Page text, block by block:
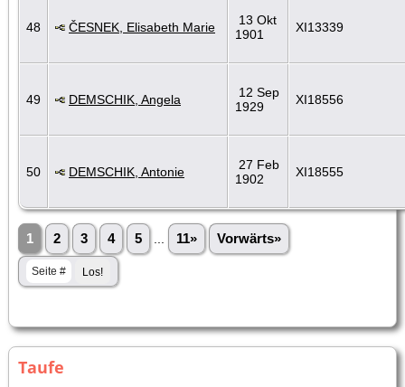
48 ČESNEK, Elisabeth Marie
13 Okt
1901
XI13339
49 DEMSCHIK, Angela
12 Sep
1929
XI18556
50 DEMSCHIK, Antonie
27 Feb
1902
XI18555
1 2 3 4 5 11» Vorwärts»
Taufe